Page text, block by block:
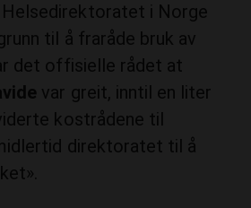
i Norge
til å fraråde bruk av
det offisielle rådet at
var greit, inntil en liter
kostrådene til
direktoratet til å